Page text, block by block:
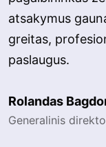
atsakymus
greitas,
paslaugus.
Rolandas
Generalinis